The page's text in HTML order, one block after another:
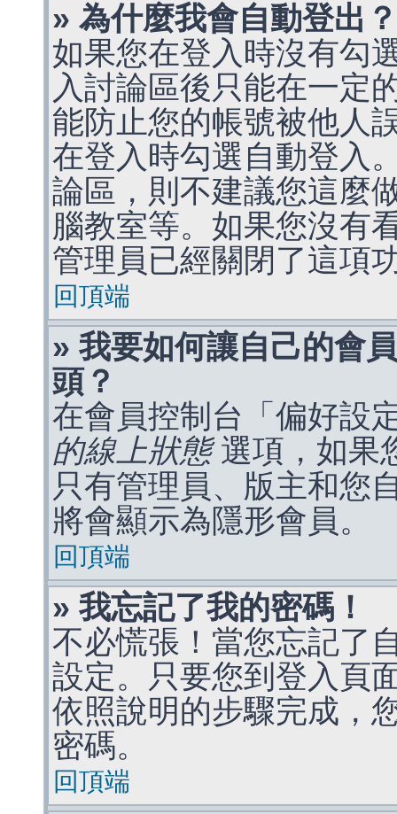
» 為什麼我會自動登出？
如果您在登入時沒有勾
入討論區後只能在一定
能防止您的帳號被他人
在登入時勾選自動登入
論區，則不建議您這麼
腦教室等。如果您沒有
管理員已經關閉了這項
回頂端
» 我要如何讓自己的會
頭？
在會員控制台「偏好設
的線上狀態選項，如果
只有管理員、版主和您
將會顯示為隱形會員。
回頂端
» 我忘記了我的密碼！
不必慌張！當您忘記了
設定。只要您到登入頁
依照說明的步驟完成，
密碼。
回頂端